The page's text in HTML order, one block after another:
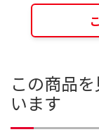
この商品
います